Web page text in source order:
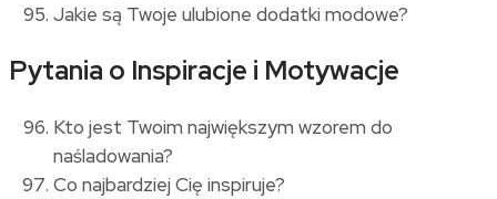
Jakie są Twoje ulubione dodatki modowe?
Pytania o Inspiracje i Motywacje
Kto jest Twoim największym wzorem do
naśladowania?
Co najbardziej Cię inspiruje?